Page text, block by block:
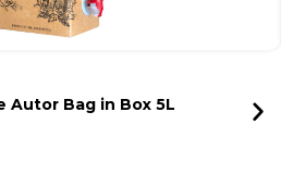
Autor Bag in Box 5L